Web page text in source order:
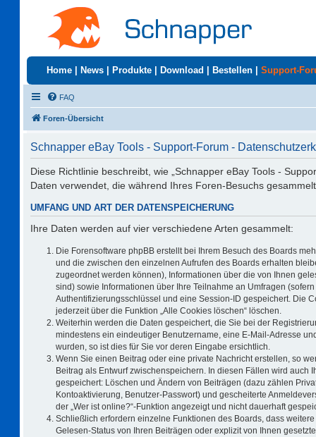
Home News Produkte Download Bestellen Support-
FAQ
Foren-Übersicht
Schnapper eBay Tools - Support-Forum -
Diese Richtlinie beschreibt, wie „Schnapper eBay Tools -
Daten verwendet, die während Ihres Foren-Besuchs
UMFANG UND ART DER DATENSPEICHERUNG
Ihre Daten werden auf vier verschiedene Arten gesammelt:
Die Forensoftware phpBB erstellt bei Ihrem Besuch des Boards
und die zwischen den einzelnen Aufrufen des Boards erhalten
zugeordnet werden können), Informationen über die von Ihnen
sind) sowie Informationen über Ihre Teilnahme an Umfragen
Authentifizierungsschlüssel und eine Session-ID gespeichert. Die
jederzeit über die Funktion „Alle Cookies löschen“ löschen.
Weiterhin werden die Daten gespeichert, die Sie bei der
mindestens ein eindeutiger Benutzername, eine E-Mail-Adresse
wurden, so ist dies für Sie vor deren Eingabe ersichtlich.
Wenn Sie einen Beitrag oder eine private Nachricht erstellen, so
Beitrag als Entwurf zwischenspeichern. In diesen Fällen wird
gespeichert: Löschen und Ändern von Beiträgen (dazu zählen
Kontoaktivierung, Benutzer-Passwort) und gescheiterte
der „Wer ist online?“-Funktion angezeigt und nicht dauerhaft
Schließlich erfordern einzelne Funktionen des Boards, dass
Gelesen-Status von Ihren Beiträgen oder explizit von Ihnen